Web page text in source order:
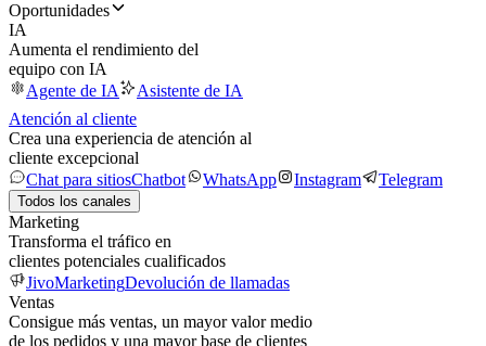
Oportunidades
IA
Aumenta el rendimiento del
equipo con IA
Agente de IA
Asistente de IA
Atención al cliente
Crea una experiencia de atención al
cliente excepcional
Chat para sitiosChatbot WhatsApp Instagram Telegram
Todos los canales
Marketing
Transforma el tráfico en
clientes potenciales cualificados
JivoMarketingDevolución de llamadas
Ventas
Consigue más ventas, un mayor valor medio
de los pedidos y una mayor base de clientes